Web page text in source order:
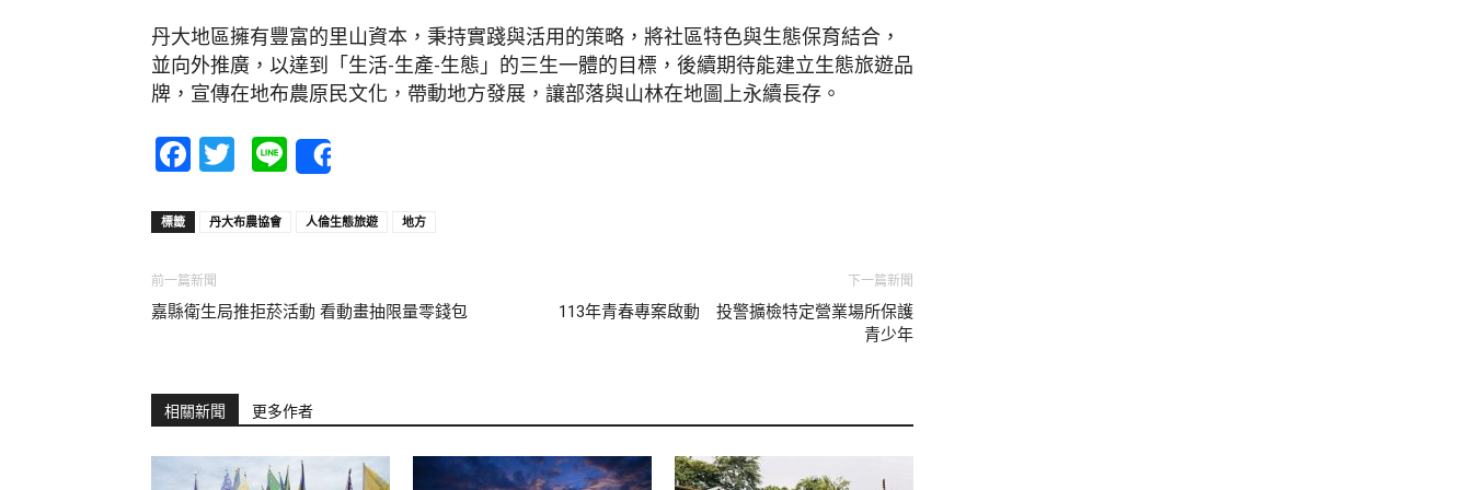
丹大地區擁有豐富的里山資本，秉持實踐與活用的策略，將社區特色與生態保育結合，
並向外推廣，以達到「生活-生產-生態」的三生一體的目標，後續期待能建立生態旅遊品
牌，宣傳在地布農原民文化，帶動地方發展，讓部落與山林在地圖上永續長存。
Facebook
Twitter
Line
標籤 丹大布農協會 人倫生態旅遊 地方
前一篇新聞
嘉縣衛生局推拒菸活動 看動畫抽限量零錢包
下一篇新聞
113年青春專案啟動 投警擴檢特定營業場所保護
青少年
相關新聞 更多作者